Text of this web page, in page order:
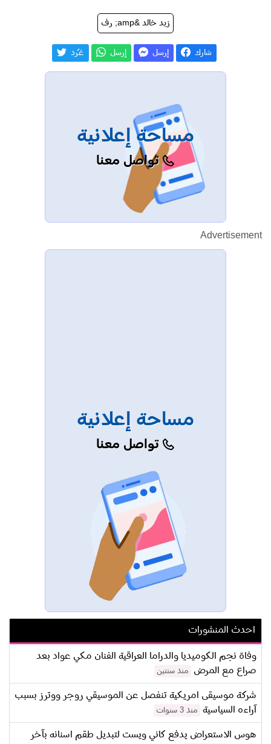
زيد خالد &amp; رف
شارك إرسل إرسل غـّرد
مساحة إعلانية
تواصل معنا
Advertisement
مساحة إعلانية
تواصل معنا
احدث المنشورات
وفاة نجم الكوميديا والدراما العراقية الفنان مكي عواد بعد
صراع مع المرض
منذ سنتين
شركة موسيقى امريكية تنفصل عن الموسيقي روجر ووترز بسبب
آراءه السياسية
منذ 3 سنوات
هوس الاستعراض يدفع كاني ويست لتبديل طقم اسنانه بآخر